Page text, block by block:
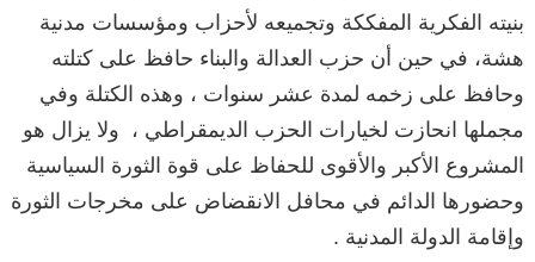
بنيته الفكرية المفككة وتجميعه لأحزاب ومؤسسات مدنية
هشة، في حين أن حزب العدالة والبناء حافظ على كتلته
وحافظ على زخمه لمدة عشر سنوات ، وهذه الكتلة وفي
مجملها انحازت لخيارات الحزب الديمقراطي ، ولا يزال هو
المشروع الأكبر والأقوى للحفاظ على قوة الثورة السياسية
وحضورها الدائم في محافل الانقضاض على مخرجات الثورة
وإقامة الدولة المدنية .